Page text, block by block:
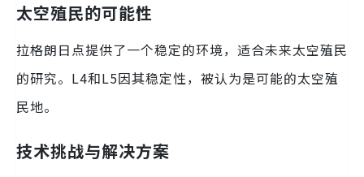
太空殖民的可能性
拉格朗日点提供了一个稳定的环境，适合未来太空殖民
的研究。L4和L5因其稳定性，被认为是可能的太空殖
民地。
技术挑战与解决方案